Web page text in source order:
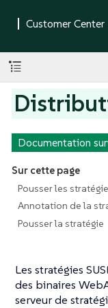
Documentation
Sur cette page
Pousser les
Annotation de la
Pousser la stratégie
Les stratégies
des binaires
serveur de